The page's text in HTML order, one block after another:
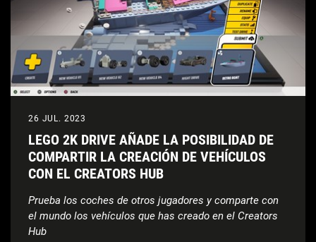
26 JUL. 2023
LEGO 2K DRIVE AÑADE LA POSIBILIDAD DE
COMPARTIR LA CREACIÓN DE VEHÍCULOS
CON EL CREATORS HUB
Prueba los coches de otros jugadores y comparte con
el mundo los vehículos que has creado en el Creators
Hub